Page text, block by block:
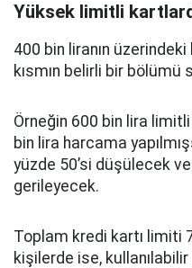
Yüksek limitli
400 bin liranın
kısmın belirli bir bölümü
Örneğin 600 bin lira
bin lira harcama
yüzde 50’si düşülecek
gerileyecek.
Toplam kredi kartı limiti
kişilerde ise,